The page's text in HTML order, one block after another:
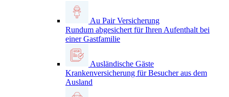
Au Pair Versicherung
Rundum abgesichert für Ihren Aufenthalt bei
einer Gastfamilie
Ausländische Gäste
Krankenversicherung für Besucher aus dem
Ausland